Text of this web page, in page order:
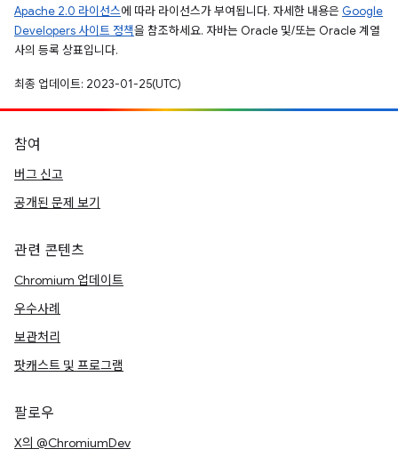
Apache 2.0 라이선스에 따라 라이선스가 부여됩니다. 자세한 내용은 Google
Developers 사이트 정책을 참조하세요. 자바는 Oracle 및/또는 Oracle 계열
사의 등록 상표입니다.
최종 업데이트: 2023-01-25(UTC)
참여
버그 신고
공개된 문제 보기
관련 콘텐츠
Chromium 업데이트
우수사례
보관처리
팟캐스트 및 프로그램
팔로우
X의 @ChromiumDev